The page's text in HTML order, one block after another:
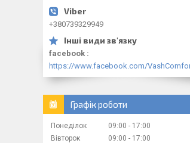
+380739329949
facebook
Графік роботи
Понеділок 09:00
17:00
Вівторок
09:00
17:00